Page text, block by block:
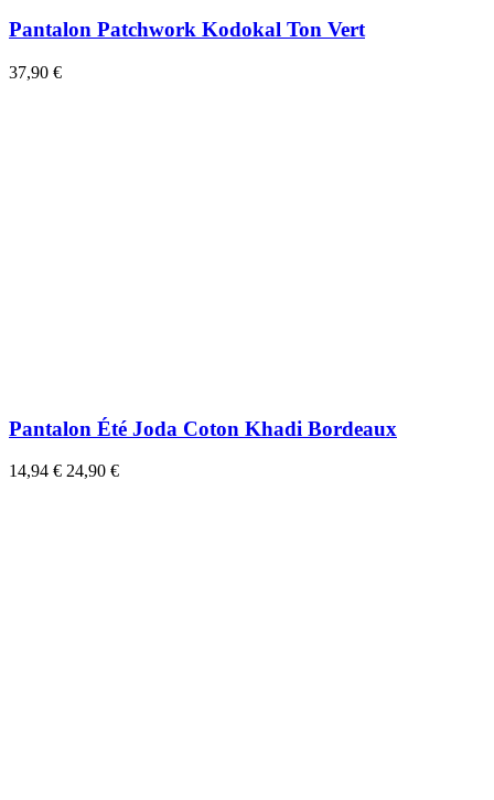
Pantalon Patchwork Kodokal Ton Vert
37,90 €
Pantalon Été Joda Coton Khadi Bordeaux
14,94 € 24,90 €